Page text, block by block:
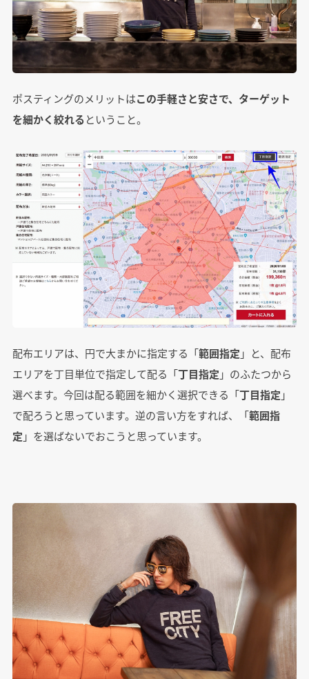
ポスティングのメリットはこの手軽さと安さで、ターゲット
を細かく絞れる ということ。
配布エリアは、円で大まかに指定する「範囲指定 」と、配布
エリアを丁目単位で指定して配る「丁目指定 」のふたつから
選べます。今回は配る範囲を細かく選択できる「丁目指定 」
で配ろうと思っています。逆の言い方をすれば、「範囲指
定 」を選ばないでおこうと思っています。